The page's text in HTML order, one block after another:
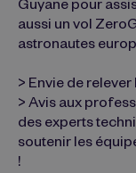
Guyane pour
aussi un vol
astronautes
> Envie de relever
> Avis aux
des experts
soutenir les
!